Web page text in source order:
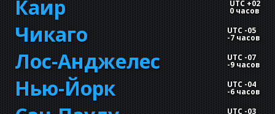
Каир UTC +02
0 часов
Чикаго UTC -05
-7 часов
Лос-Анджелес UTC -07
-9 часов
Нью-Йорк UTC -04
-6 часов
UTC -03